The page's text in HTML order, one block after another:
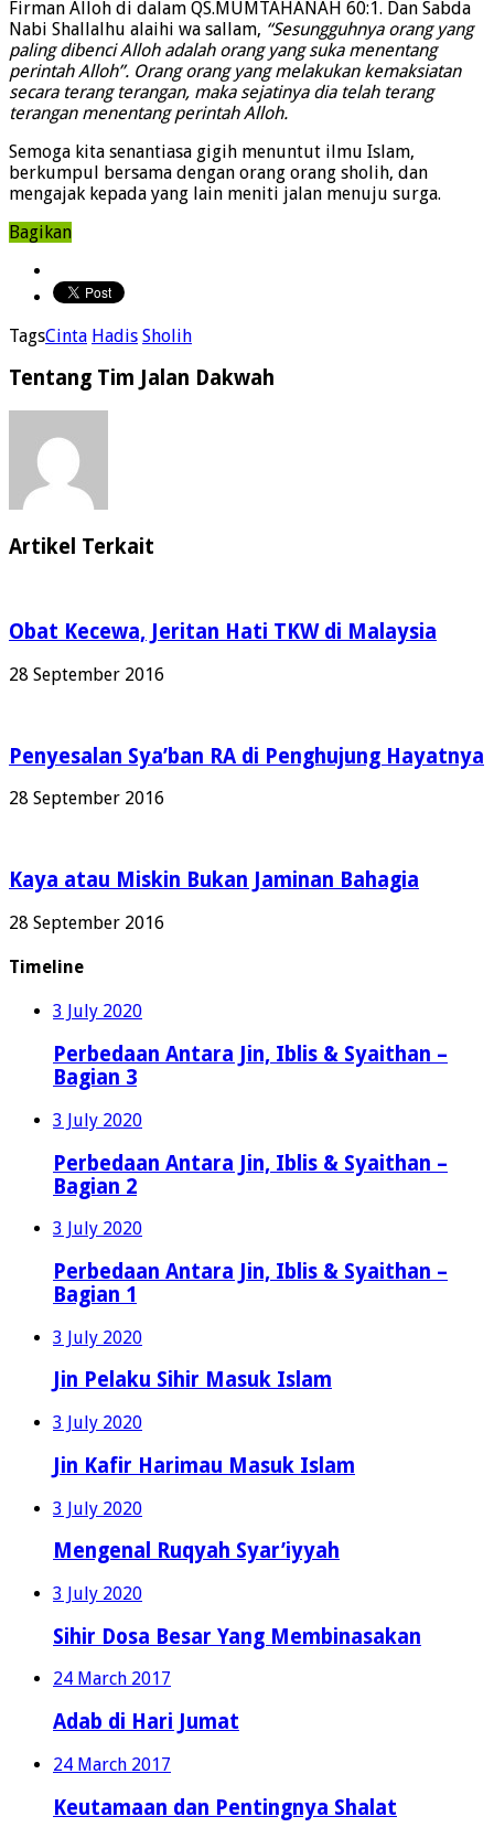
Firman Alloh di dalam QS.MUMTAHANAH 60:1. Dan Sabda
Nabi Shallalhu alaihi wa sallam, “Sesungguhnya orang yang
paling dibenci Alloh adalah orang yang suka menentang
perintah Alloh”. Orang orang yang melakukan kemaksiatan
secara terang terangan, maka sejatinya dia telah terang
terangan menentang perintah Alloh.
Semoga kita senantiasa gigih menuntut ilmu Islam,
berkumpul bersama dengan orang orang sholih, dan
mengajak kepada yang lain meniti jalan menuju surga.
Bagikan
TagsCinta Hadis Sholih
Tentang Tim Jalan Dakwah
Artikel Terkait
Obat Kecewa, Jeritan Hati TKW di Malaysia
28 September 2016
Penyesalan Sya’ban RA di Penghujung Hayatnya
28 September 2016
Kaya atau Miskin Bukan Jaminan Bahagia
28 September 2016
Timeline
3 July 2020
Perbedaan Antara Jin, Iblis & Syaithan –
Bagian 3
3 July 2020
Perbedaan Antara Jin, Iblis & Syaithan –
Bagian 2
3 July 2020
Perbedaan Antara Jin, Iblis & Syaithan –
Bagian 1
3 July 2020
Jin Pelaku Sihir Masuk Islam
3 July 2020
Jin Kafir Harimau Masuk Islam
3 July 2020
Mengenal Ruqyah Syar’iyyah
3 July 2020
Sihir Dosa Besar Yang Membinasakan
24 March 2017
Adab di Hari Jumat
24 March 2017
Keutamaan dan Pentingnya Shalat